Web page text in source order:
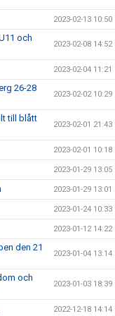
2023-02-13 10:50
och
2023-02-08 14:52
2023-02-04 11:21
26-28
2023-02-02 10:29
till blått
2023-02-01 21:43
2023-02-01 10:18
2023-01-29 13:05
2023-01-29 13:01
2023-01-24 10:33
2023-01-12 14:22
den 21
2023-01-04 13:14
och
2023-01-03 18:39
2022-12-18 14:14